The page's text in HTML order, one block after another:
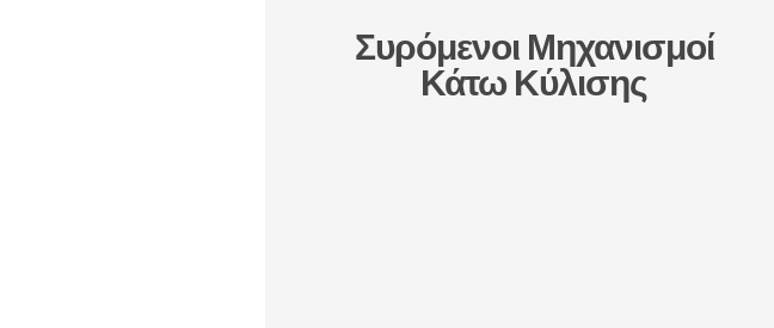
Συρόμενοι Μηχανισμοί
Κάτω Κύλισης